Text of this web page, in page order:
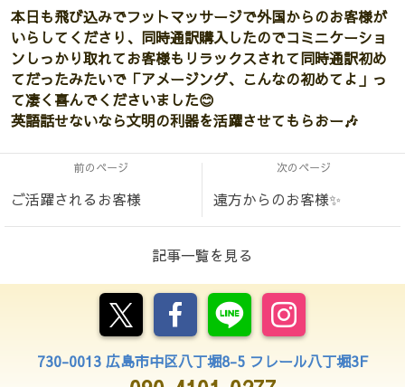
本日も飛び込みでフットマッサージで外国からのお客様が
いらしてくださり、同時通訳購入したのでコミニケーショ
ンしっかり取れてお客様もリラックスされて同時通訳初め
てだったみたいで「アメージング、こんなの初めてよ」っ
て凄く喜んでくださいました😊
英語話せないなら文明の利器を活躍させてもらおー🎶
前のページ
ご活躍されるお客様
次のページ
遠方からのお客様✨
記事一覧を見る
730-0013 広島市中区八丁堀8-5 フレール八丁堀3F